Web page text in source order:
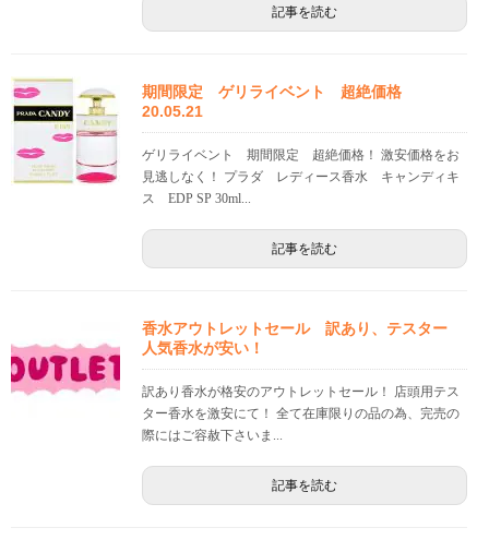
記事を読む
期間限定 ゲリライベント 超絶価格
20.05.21
ゲリライベント 期間限定 超絶価格！ 激安価格をお
見逃しなく！ プラダ レディース香水 キャンディキ
ス EDP SP 30ml...
記事を読む
香水アウトレットセール 訳あり、テスター
人気香水が安い！
訳あり香水が格安のアウトレットセール！ 店頭用テス
ター香水を激安にて！ 全て在庫限りの品の為、完売の
際にはご容赦下さいま...
記事を読む